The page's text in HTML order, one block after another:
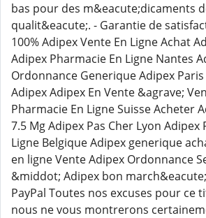
bas pour des m&eacute;dicaments
qualit&eacute;. - Garantie de
100% Adipex Vente En Ligne Achat
Adipex Pharmacie En Ligne Nantes
Ordonnance Generique Adipex
Adipex Adipex En Vente &agrave;
Pharmacie En Ligne Suisse Acheter
7.5 Mg Adipex Pas Cher Lyon Adipex
Ligne Belgique Adipex generique
en ligne Vente Adipex Ordonnance
&middot; Adipex bon
PayPal Toutes nos excuses pour ce
nous ne vous montrerons